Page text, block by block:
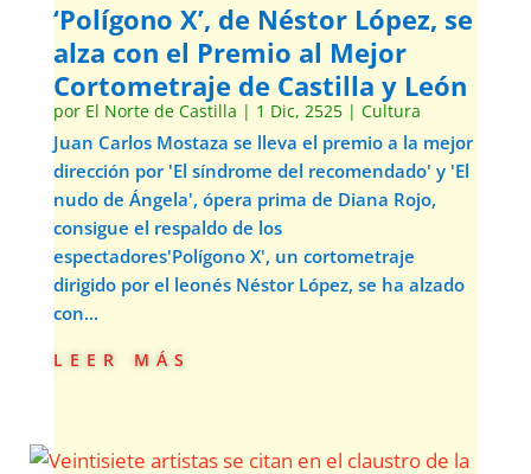
‘Polígono X’, de Néstor López, se
alza con el Premio al Mejor
Cortometraje de Castilla y León
por El Norte de Castilla | 1 Dic, 2525| Cultura
Juan Carlos Mostaza se lleva el premio a la mejor
dirección por 'El síndrome del recomendado' y 'El
nudo de Ángela', ópera prima de Diana Rojo,
consigue el respaldo de los
espectadores'Polígono X', un cortometraje
dirigido por el leonés Néstor López, se ha alzado
con...
leer más